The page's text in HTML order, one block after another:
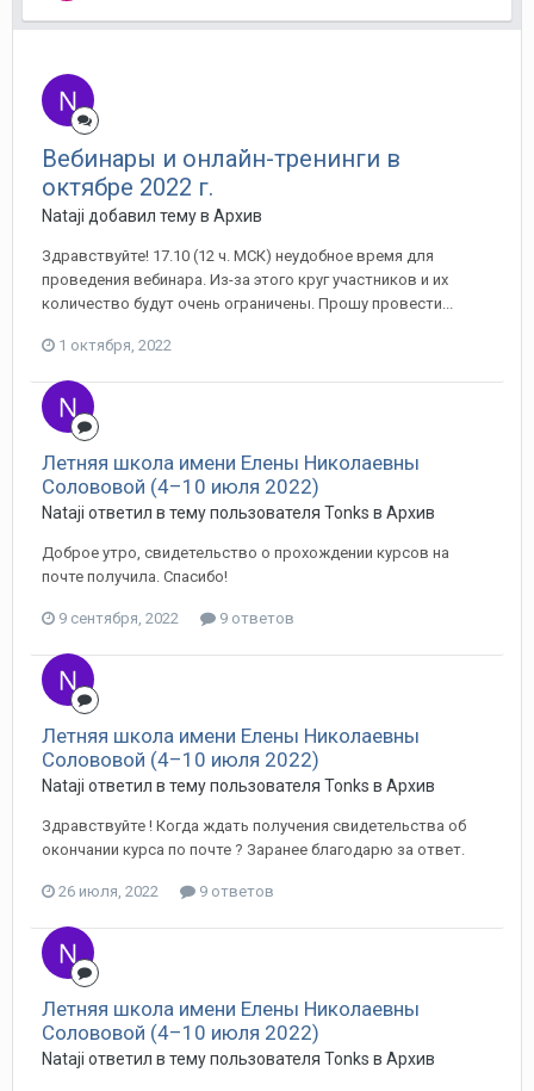
Вебинары и онлайн-тренинги в
октябре 2022 г.
Nataji добавил тему в Архив
Здравствуйте! 17.10 (12 ч. МСК) неудобное время для
проведения вебинара. Из-за этого круг участников и их
количество будут очень ограничены. Прошу провести...
1 октября, 2022
Летняя школа имени Елены Николаевны
Солововой (4–10 июля 2022)
Nataji ответил в тему пользователя Tonks в Архив
Доброе утро, свидетельство о прохождении курсов на
почте получила. Спасибо!
9 сентября, 2022 9 ответов
Летняя школа имени Елены Николаевны
Солововой (4–10 июля 2022)
Nataji ответил в тему пользователя Tonks в Архив
Здравствуйте ! Когда ждать получения свидетельства об
окончании курса по почте ? Заранее благодарю за ответ.
26 июля, 2022 9 ответов
Летняя школа имени Елены Николаевны
Солововой (4–10 июля 2022)
Nataji ответил в тему пользователя Tonks в Архив